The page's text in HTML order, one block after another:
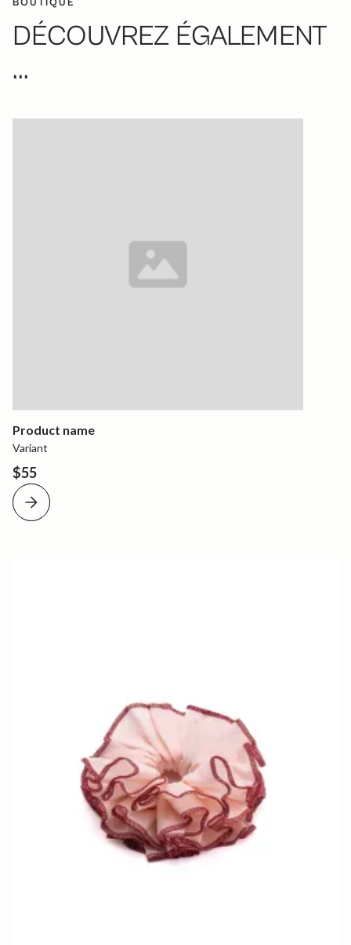
BOUTIQUE
DÉCOUVREZ ÉGALEMENT
...
Product name
Variant
$55